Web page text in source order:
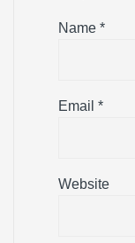
Name *
Email *
Website